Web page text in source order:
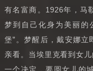
有名富商。1926年，马
梦到自己化身为美丽的
堡”。梦醒后，戴安娜立
亲看。当埃里克看到女